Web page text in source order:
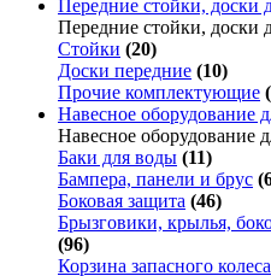
Передние стойки, доски
Передние стойки, доски
Стойки (20)
Доски передние (10)
Прочие комплектующие
Навесное оборудование
Навесное оборудование
Баки для воды (11)
Бампера, панели и брус
Боковая защита (46)
Брызговики, крылья,
(96)
Корзина запасного колеса